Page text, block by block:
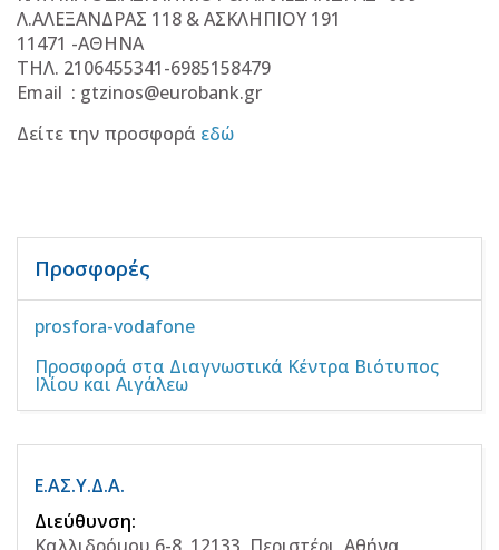
Λ.ΑΛΕΞΑΝΔΡΑΣ 118 & ΑΣΚΛΗΠΙΟΥ 191
11471 -ΑΘΗΝΑ
ΤΗΛ. 2106455341-6985158479
Email : gtzinos@eurobank.gr
Δείτε την προσφορά εδώ
Προσφορές
prosfora-vodafone
Προσφορά στα Διαγνωστικά Κέντρα Βιότυπος
Ιλίου και Αιγάλεω
Ε.ΑΣ.Υ.Δ.Α.
Διεύθυνση:
Καλλιδρόμου 6-8, 12133, Περιστέρι, Αθήνα